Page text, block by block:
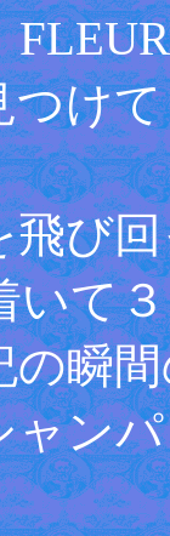
け
飛び
いて
の瞬
ャン